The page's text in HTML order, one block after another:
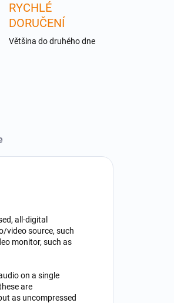
RYCHLÉ
DORUČENÍ
Většina do druhého dne
all-digital
video source, such
monitor, such as
on a single
are
as uncompressed